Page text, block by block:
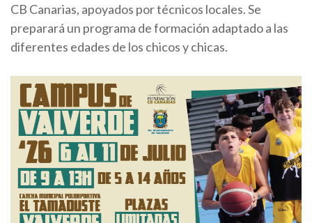
CB Canarias, apoyados por técnicos locales. Se
preparará un programa de formación adaptado a las
diferentes edades de los chicos y chicas.